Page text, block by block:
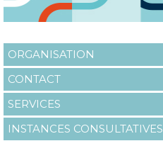
ORGANISATION
CONTACT
SERVICES
INSTANCES CONSULTATIVES